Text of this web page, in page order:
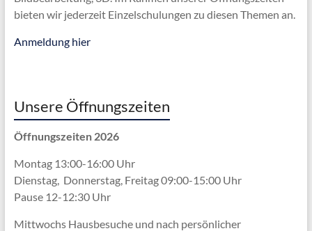
bieten wir jederzeit Einzelschulungen zu diesen Themen an.
Anmeldung hier
Unsere Öffnungszeiten
Öffnungszeiten 2026
Montag 13:00-16:00 Uhr
Dienstag, Donnerstag, Freitag 09:00-15:00 Uhr
Pause 12-12:30 Uhr
Mittwochs Hausbesuche und nach persönlicher